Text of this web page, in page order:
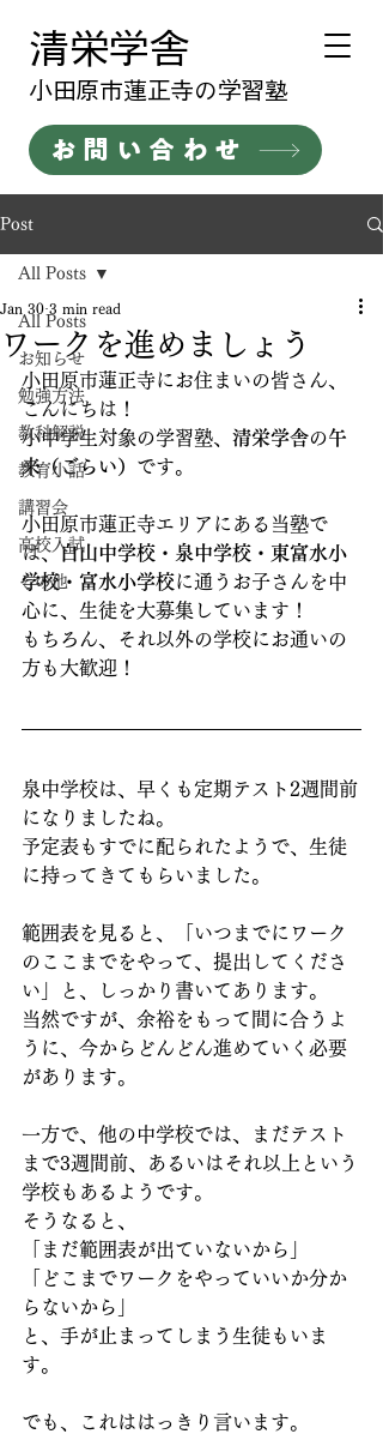
清栄学舎
​小田原市蓮正寺の学習塾
お問い合わせ
Post
All Posts
お知らせ
勉強方法
教科解説
教育小話
講習会
高校入試
その他
All Posts
ワークを進めましょう
Jan 30 3 min read
小田原市蓮正寺にお住まいの皆さん、
こんにちは！
小中学生対象の学習塾、 清栄学舎の午
来（ごらい） です。
小田原市蓮正寺エリアにある当塾で
は、白山中学校・泉中学校・東富水小
学校・富水小学校に通うお子さんを中
心に、生徒を大募集しています！
もちろん、それ以外の学校にお通いの
方も大歓迎！
泉中学校は、早くも定期テスト2週間前
になりましたね。
予定表もすでに配られたようで、生徒
に持ってきてもらいました。
範囲表を見ると、「いつまでにワーク
のここまでをやって、提出してくださ
い」と、しっかり書いてあります。
当然ですが、余裕をもって間に合うよ
うに、今からどんどん進めていく必要
があります。
一方で、他の中学校では、まだテスト
まで3週間前、あるいはそれ以上という
学校もあるようです。
そうなると、
「まだ範囲表が出ていないから」
「どこまでワークをやっていいか分か
らないから」
と、手が止まってしまう生徒もいま
す。
でも、これははっきり言います。